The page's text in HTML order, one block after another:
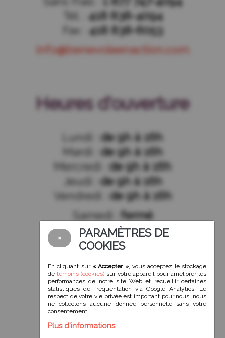
Tél. : 418 838-4094
Fax : 418 838-6053
info@benevoleenaction.com
Heures d'ouverture
Lundi : de 9h à 16h
Mardi : de 9h à 16h
Mercredi : de 9h à 16h
Jeudi : de 9h à 16h
Vendredi : de 9h à 16h
Samedi :
fermé
Dimanche :fermé
Suivez-nous!
×
PARAMÈTRES DE
COOKIES
En cliquant sur « Accepter », vous acceptez le stockage
de témoins (cookies)sur votre appareil pour améliorer les
performances de notre site Web et recueillir certaines
statistiques de fréquentation via Google Analytics. Le
respect de votre vie privée est important pour nous, nous
ne collectons aucune donnée personnelle sans votre
consentement.
Plus d'informations